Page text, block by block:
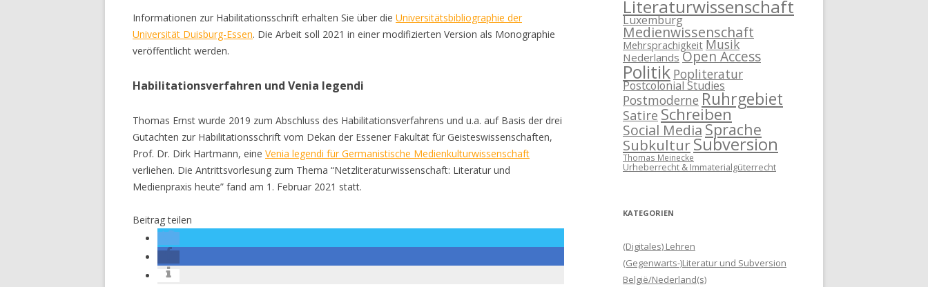
Informationen zur Habilitationsschrift erhalten Sie über die Universitätsbibliographie der
Universität Duisburg-Essen. Die Arbeit soll 2021 in einer modifizierten Version als Monographie
veröffentlicht werden.
Habilitationsverfahren und Venia legendi
Thomas Ernst wurde 2019 zum Abschluss des Habilitationsverfahrens und u.a. auf Basis der drei
Gutachten zur Habilitationsschrift vom Dekan der Essener Fakultät für Geisteswissenschaften,
Prof. Dr. Dirk Hartmann, eine Venia legendi für Germanistische Medienkulturwissenschaft
verliehen. Die Antrittsvorlesung zum Thema “Netzliteraturwissenschaft: Literatur und
Medienpraxis heute” fand am 1. Februar 2021 statt.
Beitrag teilen
Literaturwissenschaft
Luxemburg
Medienwissenschaft
Mehrsprachigkeit Musik
Nederlands Open Access
Politik Popliteratur
Postcolonial Studies
Postmoderne Ruhrgebiet
Satire Schreiben
Social MediaSprache
SubkulturSubversion
Thomas Meinecke
Urheberrecht & Immaterialgüterrecht
KATEGORIEN
(Digitales) Lehren
(Gegenwarts-)Literatur und Subversion
België/Nederland(s)